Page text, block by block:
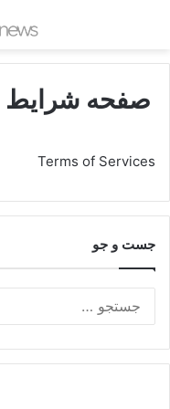
صفحه شرایط
Terms of Services
جست و جو